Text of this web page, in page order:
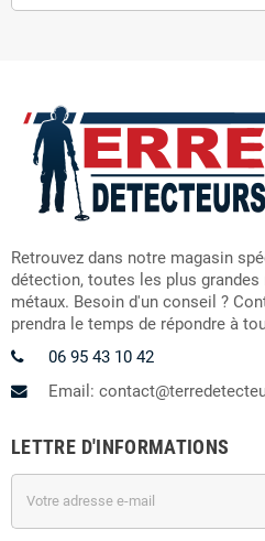
Retrouvez dans notre magasin
détection, toutes les plus
métaux. Besoin d'un conseil ?
prendra le temps de répondre à
06 95 43 10 42
Email:
LETTRE D'INFORMATIONS